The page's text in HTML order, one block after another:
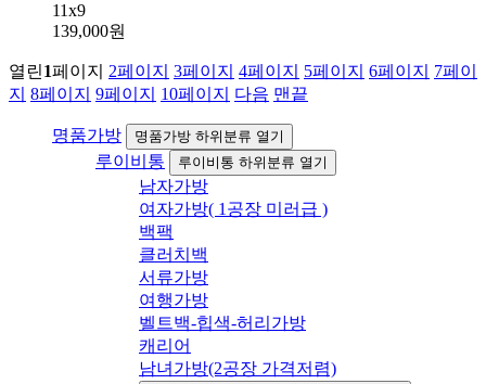
11x9
139,000원
열린1페이지 2페이지 3페이지 4페이지 5페이지 6페이지 7페이
지 8페이지 9페이지 10페이지 다음 맨끝
명품가방 명품가방 하위분류 열기
루이비통 루이비통 하위분류 열기
남자가방
여자가방( 1공장 미러급 )
백팩
클러치백
서류가방
여행가방
벨트백-힙색-허리가방
캐리어
남녀가방(2공장 가격저렴)